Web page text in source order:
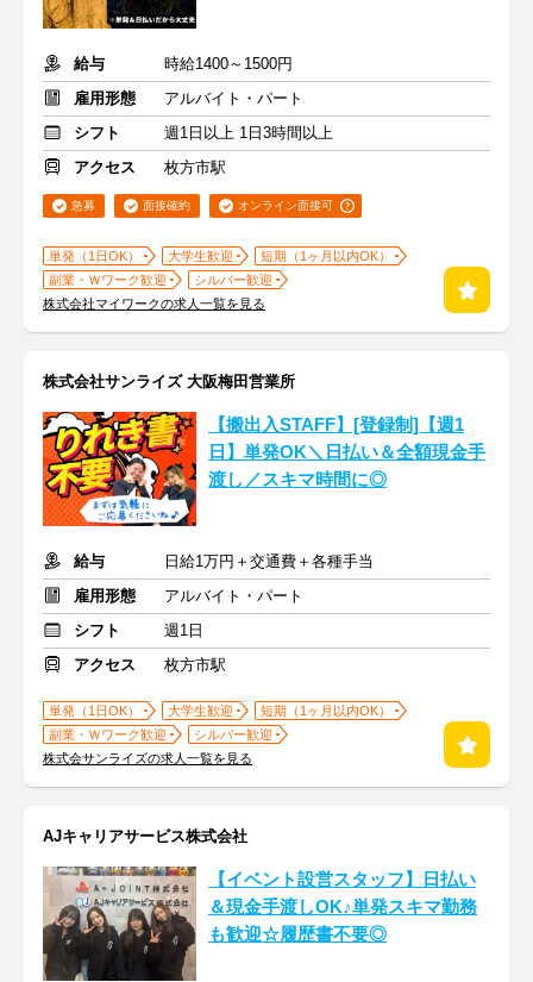
給与
時給1400～1500円
雇用形態
アルバイト・パート
シフト
週1日以上 1日3時間以上
アクセス
枚方市駅
急募 面接確約 オンライン面接可
単発（1日OK） 大学生歓迎
短期（1ヶ月以内OK）
副業・Ｗワーク歓迎
シルバー歓迎
株式会社マイワークの求人一覧を見る
株式会社サンライズ 大阪梅田営業所
【搬出入STAFF】[登録制]【週1
日】単発OK＼日払い＆全額現金手
渡し／スキマ時間に◎
給与
日給1万円＋交通費＋各種手当
雇用形態
アルバイト・パート
シフト
週1日
アクセス
枚方市駅
単発（1日OK） 大学生歓迎
短期（1ヶ月以内OK）
副業・Ｗワーク歓迎
シルバー歓迎
株式会サンライズの求人一覧を見る
AJキャリアサービス株式会社
【イベント設営スタッフ】日払い
＆現金手渡しOK♪単発スキマ勤務
も歓迎☆履歴書不要◎